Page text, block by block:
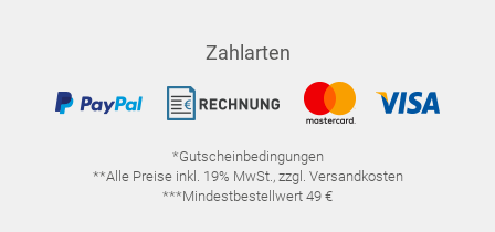
Zahlarten
*Gutscheinbedingungen
**Alle Preise inkl. 19% MwSt., zzgl. Versandkosten
***Mindestbestellwert 49 €